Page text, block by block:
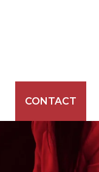
CONTACT